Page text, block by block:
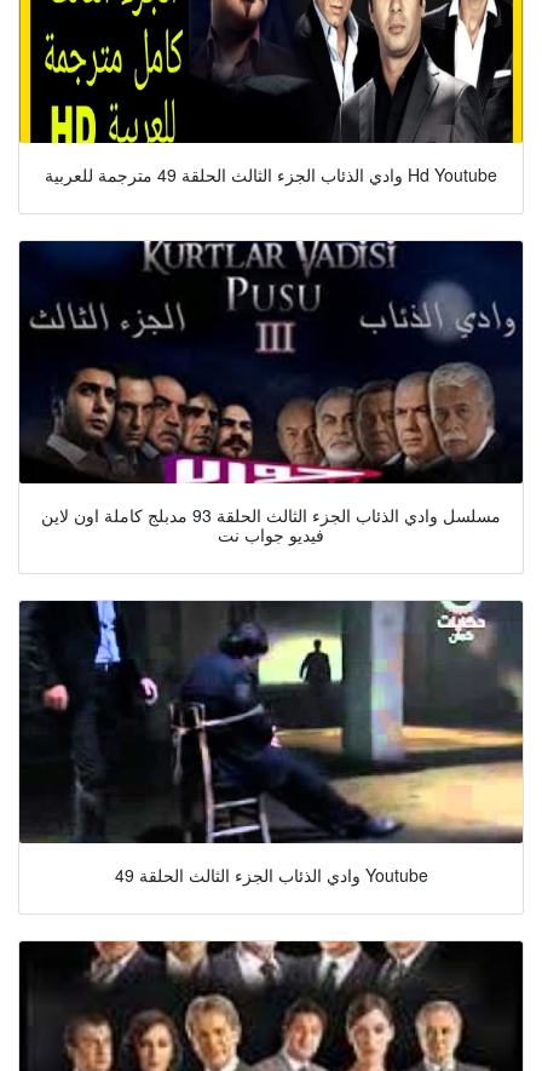
وادي الذئاب الجزء الثالث الحلقة 49 مترجمة للعربية Hd Youtube
مسلسل وادي الذئاب الجزء الثالث الحلقة 93 مدبلج كاملة اون لاين
فيديو جواب نت
وادي الذئاب الجزء الثالث الحلقة 49 Youtube